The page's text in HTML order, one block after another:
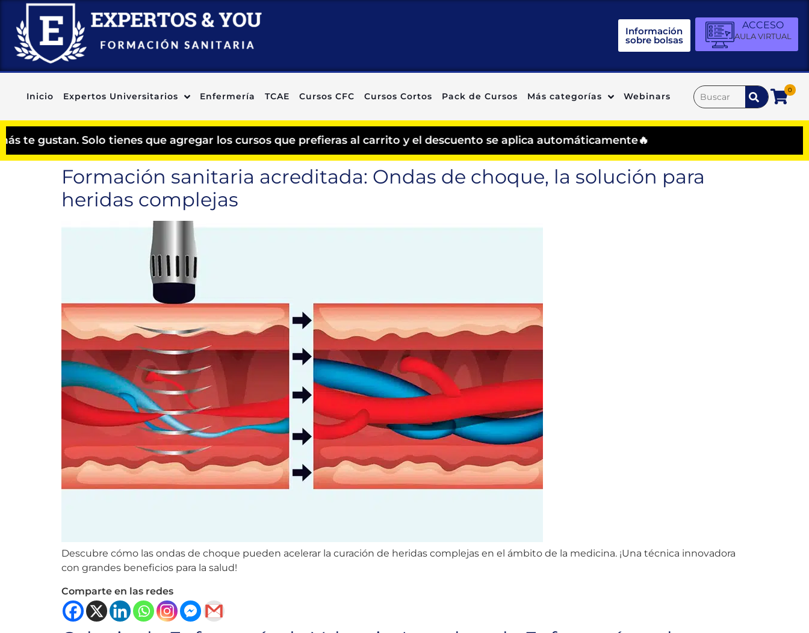
Información
sobre bolsas
ACCESO
AULA VIRTUAL
Inicio Expertos Universitarios Enfermería TCAE Cursos CFC Cursos Cortos Pack de Cursos Más categorías Webinars
0
Solo tienes que agregar los cursos que prefieras al carrito y el descuento se aplica automáticamente🔥
Formación sanitaria acreditada: Ondas de choque, la solución para
heridas complejas
Descubre cómo las ondas de choque pueden acelerar la curación de heridas complejas en el ámbito de la medicina. ¡Una técnica innovadora
con grandes beneficios para la salud!
Comparte en las redes